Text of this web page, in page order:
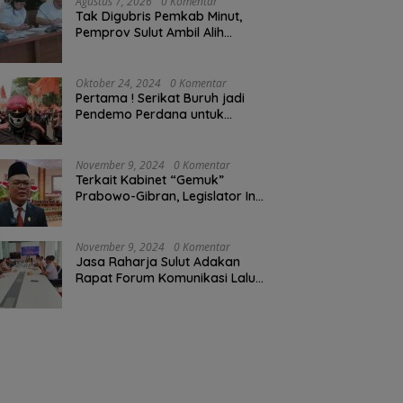
Tak Digubris Pemkab Minut,
Pemprov Sulut Ambil Alih
Oktober 24, 2024 0 Komentar
Pertama ! Serikat Buruh jadi
Pendemo Perdana untuk
November 9, 2024 0 Komentar
Terkait Kabinet “Gemuk”
Prabowo-Gibran, Legislator Ini
November 9, 2024 0 Komentar
Jasa Raharja Sulut Adakan
Rapat Forum Komunikasi Lalu